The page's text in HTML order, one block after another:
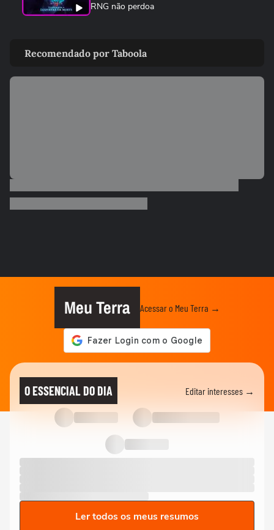
RNG não perdoa
esquecido de 1996
GAME ON
edição completa
Testamos Embers of the Uncrowned, o
novo MMORPG de fantasia sombria
Echoes of Aincrad traz nostalgia e clima
de MMO baseado em Sword...
Jogamos a demonstração de Halo:
Campaign Evolved
Recomendado por Taboola
Meu Terra Acessar o Meu Terra →
O ESSENCIAL DO DIA Editar interesses →
Ler todos os meus resumos